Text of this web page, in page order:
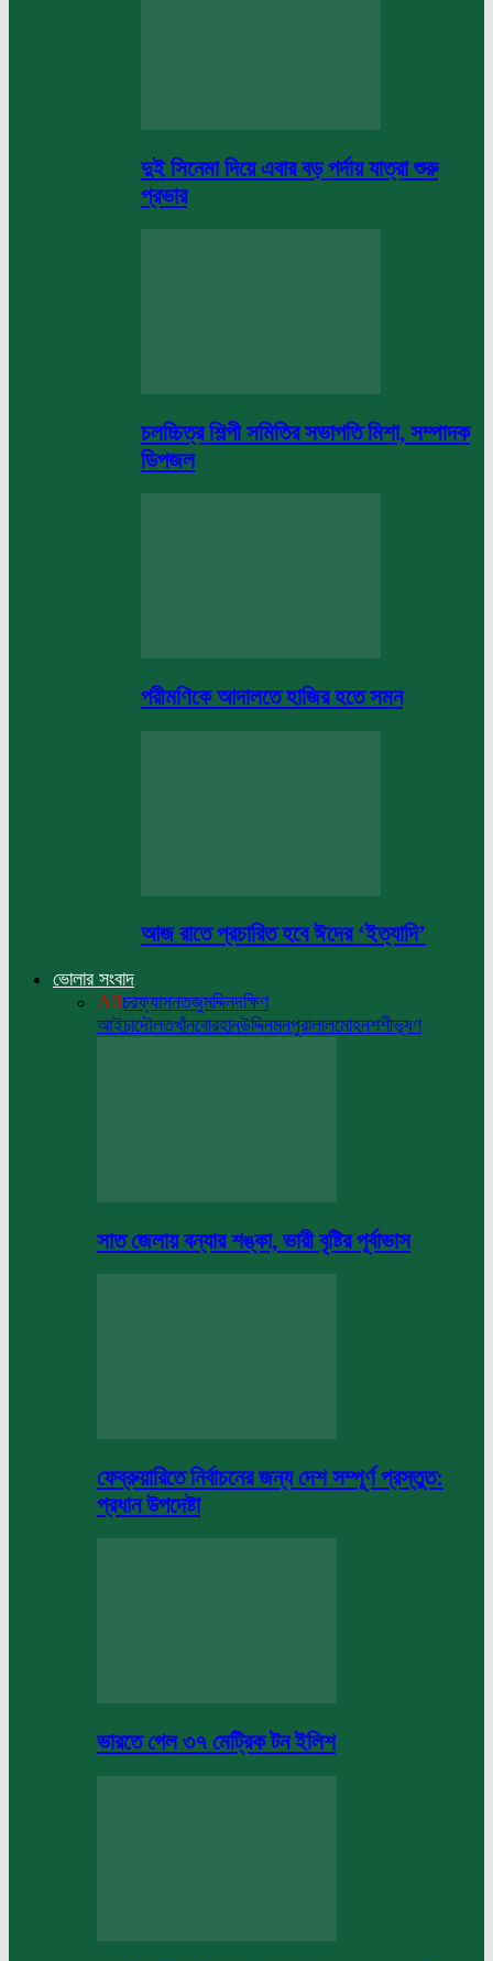
দুই সিনেমা দিয়ে এবার বড় পর্দায় যাত্রা শুরু
প্রভার
চলচ্চিত্র শিল্পী সমিতির সভাপতি মিশা, সম্পাদক
ডিপজল
পরীমণিকে আদালতে হাজির হতে সমন
আজ রাতে প্রচারিত হবে ঈদের ‘ইত্যাদি’
ভোলার সংবাদ
Allচরফ্যাসনতজুমদ্দিনদক্ষিণ
আইচাদৌলতখাঁনবোরহানউদ্দিনমনপুরালালমোহনশশীভূষণ
সাত জেলায় বন্যার শঙ্কা, ভারী বৃষ্টির পূর্বাভাস
ফেব্রুয়ারিতে নির্বাচনের জন্য দেশ সম্পূর্ণ প্রস্তুত:
প্রধান উপদেষ্টা
ভারতে গেল ৩৭ মেট্রিক টন ইলিশ